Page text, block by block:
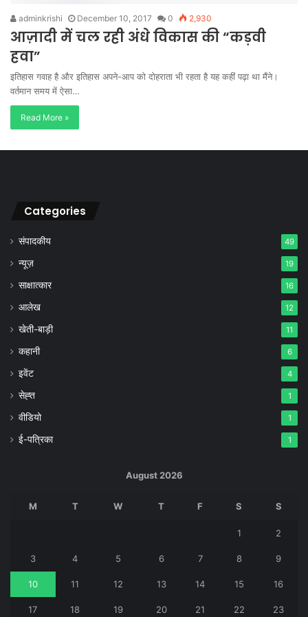
adminkrishi December 10, 2017 0 2,930
आज़ादी में चल रही अंधे विकास की “कड़वी
हवा”
इतिहास गवाह है और इतिहास अपने-आप को दोहराता भी रहता है यह कहीं पढ़ा था मैंने।
वर्तमान समय में ऐसा…
Read More »
Categories
संपादकीय 49
न्यूज़ 19
साक्षात्कार 16
आलेख 12
खेती-बाड़ी 11
कहानी 6
इवेंट 4
सेह्त 1
वीडियो 1
ई-पत्रिका 1
August 2026
M T W T F S S
1 2
3 4 5 6 7 8 9
10 11 12 13 14 15 16
17 18 19 20 21 22 23